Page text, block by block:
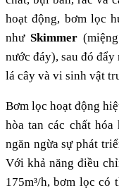
hoạt động, bơm lọc
như Skimmer
nước đáy), sau đó
lá cây và vi sinh vật
Bơm lọc hoạt động
hòa tan các chất
ngăn ngừa sự phát
Với khả năng điều
175m³/h, bơm lọc có